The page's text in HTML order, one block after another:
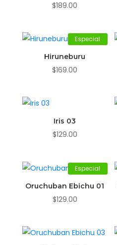
$189.00
Especial
Hiruneburu
$169.00
Iris 03
$129.00
Especial
Oruchuban Ebichu 01
$129.00